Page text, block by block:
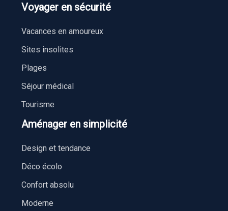
Voyager en sécurité
Vacances en amoureux
Sites insolites
Plages
Séjour médical
Tourisme
Aménager en simplicité
Design et tendance
Déco écolo
Confort absolu
Moderne